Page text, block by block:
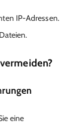
IP-Adressen.
eine